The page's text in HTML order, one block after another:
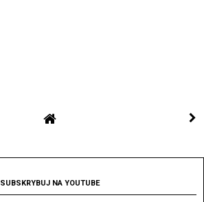
SUBSKRYBUJ NA YOUTUBE